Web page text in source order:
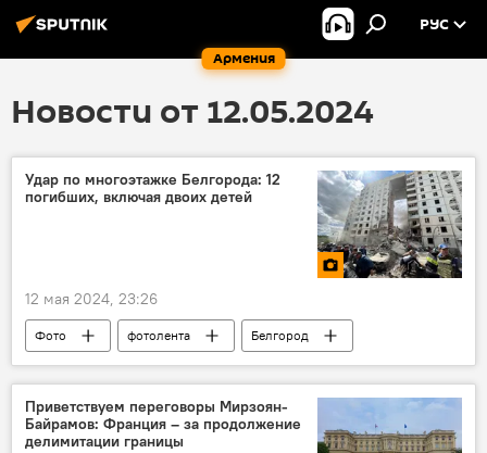
Армения
РУС
Новости от 12.05.2024
Удар по многоэтажке Белгорода: 12
погибших, включая двоих детей
12 мая 2024, 23:26
Фото фотолента
Белгород
погибшие
обстрел
Приветствуем переговоры Мирзоян-
Байрамов: Франция – за продолжение
делимитации границы